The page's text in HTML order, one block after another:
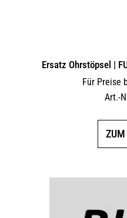
Ersatz Ohrstöpsel |
Für Preise
Art.-